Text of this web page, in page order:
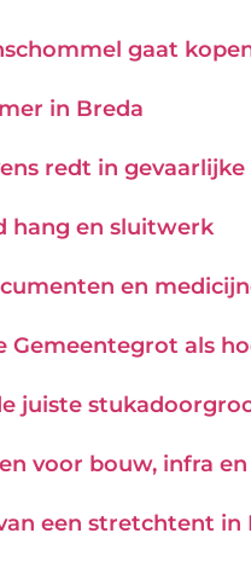
gaat
in Breda
redt in
hang en sluitwerk
en
Gemeentegrot als
juiste
voor bouw, infra
een stretchtent in